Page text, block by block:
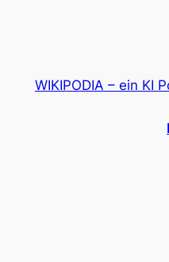
WIKIPODIA – ein KI